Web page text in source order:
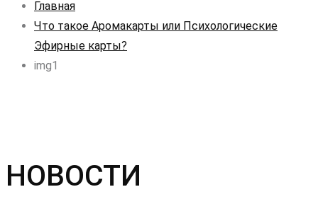
Главная
Что такое Аромакарты или Психологические
Эфирные карты?
img1
НОВОСТИ